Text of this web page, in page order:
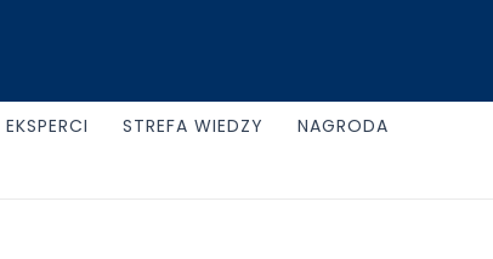
EKSPERCI STREFA WIEDZY
NAGRODA